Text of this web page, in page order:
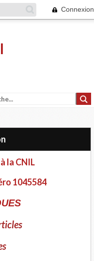
Connexion
la CNIL
1045584